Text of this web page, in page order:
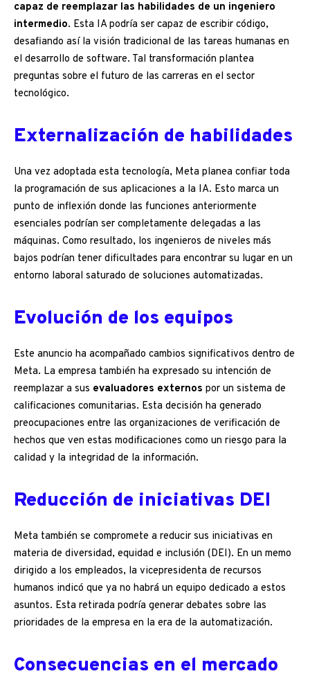
capaz de reemplazar las habilidades de un ingeniero
intermedio. Esta IA podría ser capaz de escribir código,
desafiando así la visión tradicional de las tareas humanas en
el desarrollo de software. Tal transformación plantea
preguntas sobre el futuro de las carreras en el sector
tecnológico.
Externalización de habilidades
Una vez adoptada esta tecnología, Meta planea confiar toda
la programación de sus aplicaciones a la IA. Esto marca un
punto de inflexión donde las funciones anteriormente
esenciales podrían ser completamente delegadas a las
máquinas. Como resultado, los ingenieros de niveles más
bajos podrían tener dificultades para encontrar su lugar en un
entorno laboral saturado de soluciones automatizadas.
Evolución de los equipos
Este anuncio ha acompañado cambios significativos dentro de
Meta. La empresa también ha expresado su intención de
reemplazar a sus evaluadores externos por un sistema de
calificaciones comunitarias. Esta decisión ha generado
preocupaciones entre las organizaciones de verificación de
hechos que ven estas modificaciones como un riesgo para la
calidad y la integridad de la información.
Reducción de iniciativas DEI
Meta también se compromete a reducir sus iniciativas en
materia de diversidad, equidad e inclusión (DEI). En un memo
dirigido a los empleados, la vicepresidenta de recursos
humanos indicó que ya no habrá un equipo dedicado a estos
asuntos. Esta retirada podría generar debates sobre las
prioridades de la empresa en la era de la automatización.
Consecuencias en el mercado